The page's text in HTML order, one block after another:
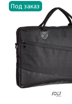
Под заказ